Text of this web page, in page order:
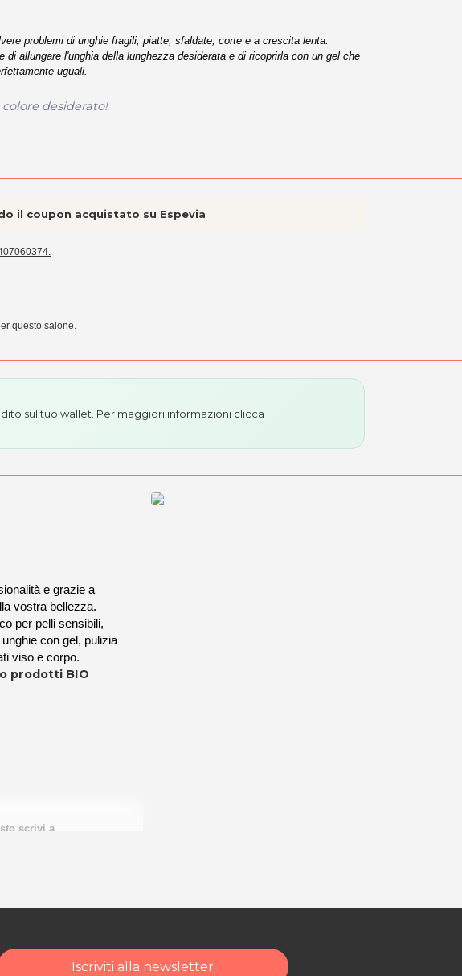
problemi di unghie fragili, piatte, sfaldate, corte e a crescita lenta.
allungare l'unghia della lunghezza desiderata e di ricoprirla con un gel che
uguali.
desiderato!
il coupon acquistato su Espevia
questo salone.
sul tuo wallet. Per maggiori informazioni clicca
e grazie a
vostra bellezza.
per pelli sensibili,
con gel, pulizia
viso e corpo.
prodotti BIO
scrivi a
Iscriviti alla newsletter